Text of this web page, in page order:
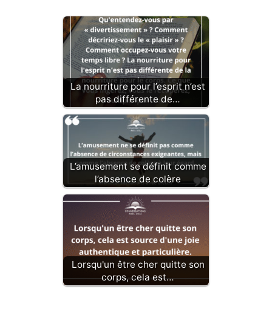
La nourriture pour l’esprit n’est
pas différente de…
L’amusement se définit comme
l’absence de colère
Lorsqu'un être cher quitte son
corps, cela est…